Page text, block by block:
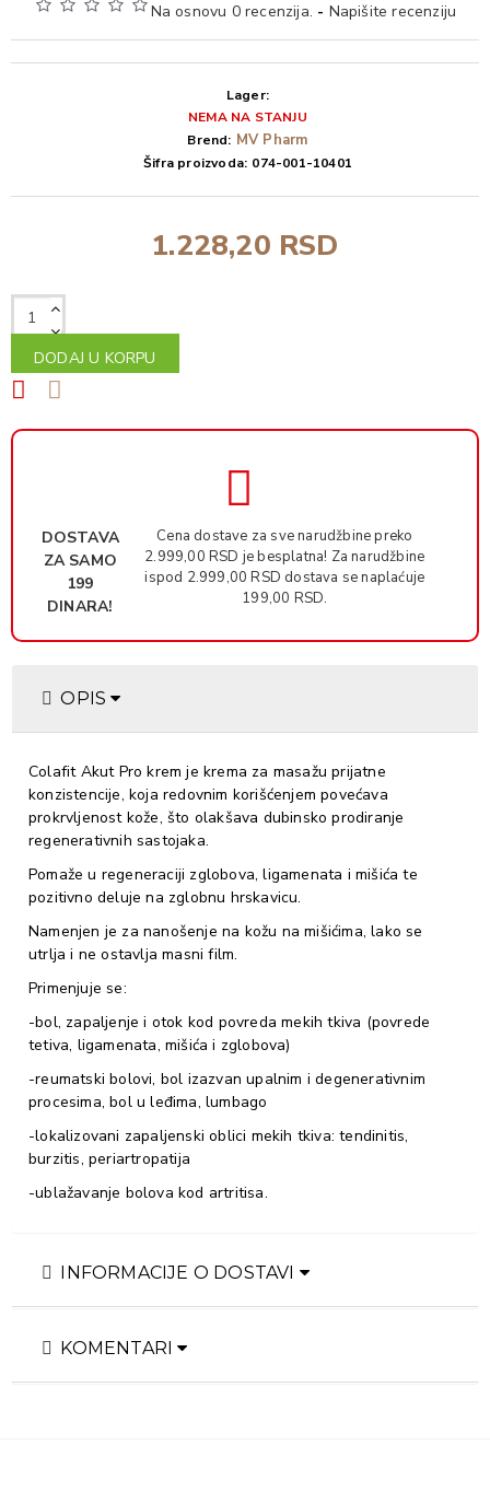
Na osnovu 0 recenzija. - Napišite recenziju
1.228,20 RSD
Lager:
NEMA NA STANJU
Brend: MV Pharm
Šifra proizvoda: 074-001-10401
DODAJ U KORPU
DOSTAVA
ZA SAMO
199
DINARA!
Cena dostave za sve narudžbine preko
2.999,00 RSD je besplatna! Za narudžbine
ispod 2.999,00 RSD dostava se naplaćuje
199,00 RSD.
OPIS
Colafit Akut Pro krem je krema za masažu prijatne
konzistencije, koja redovnim korišćenjem povećava
prokrvljenost kože, što olakšava dubinsko prodiranje
regenerativnih sastojaka.
Pomaže u regeneraciji zglobova, ligamenata i mišića te
pozitivno deluje na zglobnu hrskavicu.
Namenjen je za nanošenje na kožu na mišićima, lako se
utrlja i ne ostavlja masni film.
Primenjuje se:
-bol, zapaljenje i otok kod povreda mekih tkiva (povrede
tetiva, ligamenata, mišića i zglobova)
-reumatski bolovi, bol izazvan upalnim i degenerativnim
procesima, bol u leđima, lumbago
-lokalizovani zapaljenski oblici mekih tkiva: tendinitis,
burzitis, periartropatija
-ublažavanje bolova kod artritisa.
INFORMACIJE O DOSTAVI
KOMENTARI